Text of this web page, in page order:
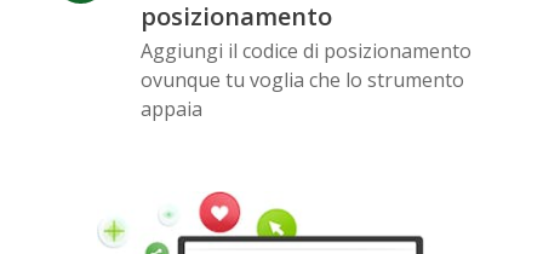
Wechat
posizionamento
Aggiungi il codice di posizionamento
ovunque tu voglia che lo strumento
appaia